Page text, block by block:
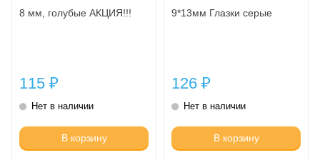
8 мм, голубые АКЦИЯ!!!
115 ₽
Нет в наличии
В корзину
9*13мм Глазки серые
126 ₽
Нет в наличии
В корзину